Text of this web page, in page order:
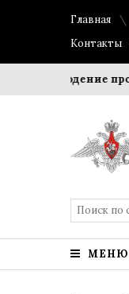
Главная
Контакты
Соблюдение
МЕНЮ